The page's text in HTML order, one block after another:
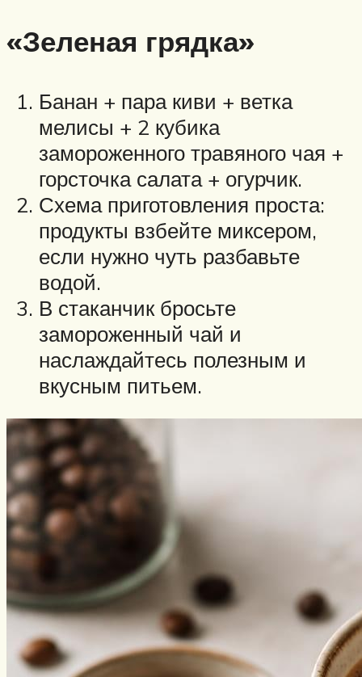
«Зеленая грядка»
Банан + пара киви + ветка
мелисы + 2 кубика
замороженного травяного чая +
горсточка салата + огурчик.
Схема приготовления проста:
продукты взбейте миксером,
если нужно чуть разбавьте
водой.
В стаканчик бросьте
замороженный чай и
наслаждайтесь полезным и
вкусным питьем.